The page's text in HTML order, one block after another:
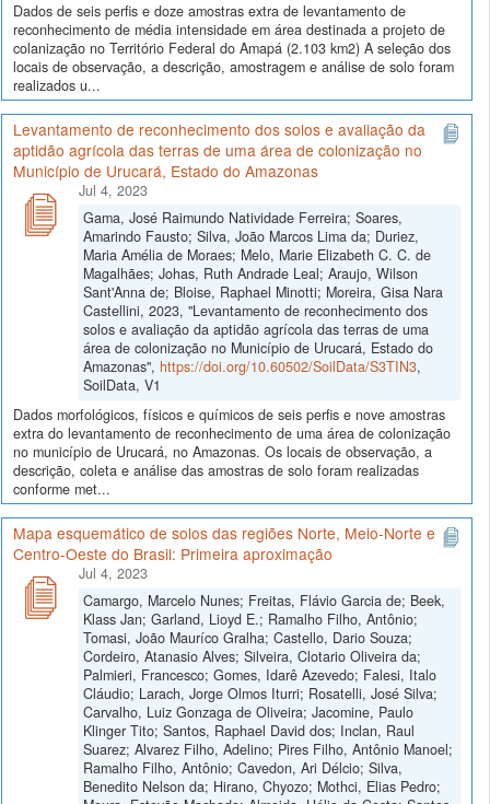
Dados de seis perfis e doze amostras extra de levantamento de
reconhecimento de média intensidade em área destinada a projeto de
colanização no Território Federal do Amapá (2.103 km2) A seleção dos
locais de observação, a descrição, amostragem e análise de solo foram
realizados u...
Levantamento de reconhecimento dos solos e avaliação da
aptidão agrícola das terras de uma área de colonização no
Município de Urucará, Estado do Amazonas
Jul 4, 2023
Gama, José Raimundo Natividade Ferreira; Soares,
Amarindo Fausto; Silva, João Marcos Lima da; Duriez,
Maria Amélia de Moraes; Melo, Marie Elizabeth C. C. de
Magalhães; Johas, Ruth Andrade Leal; Araujo, Wilson
Sant'Anna de; Bloise, Raphael Minotti; Moreira, Gisa Nara
Castellini, 2023, "Levantamento de reconhecimento dos
solos e avaliação da aptidão agrícola das terras de uma
área de colonização no Município de Urucará, Estado do
Amazonas", https://doi.org/10.60502/SoilData/S3TIN3,
SoilData, V1
Dados morfológicos, físicos e químicos de seis perfis e nove amostras
extra do levantamento de reconhecimento de uma área de colonização
no município de Urucará, no Amazonas. Os locais de observação, a
descrição, coleta e análise das amostras de solo foram realizadas
conforme met...
Mapa esquemático de solos das regiões Norte, Meio-Norte e
Centro-Oeste do Brasil: Primeira aproximação
Jul 4, 2023
Camargo, Marcelo Nunes; Freitas, Flávio Garcia de; Beek,
Klass Jan; Garland, Lioyd E.; Ramalho Filho, Antônio;
Tomasi, João Mauríco Gralha; Castello, Dario Souza;
Cordeiro, Atanasio Alves; Silveira, Clotario Oliveira da;
Palmieri, Francesco; Gomes, Idarê Azevedo; Falesi, Italo
Cláudio; Larach, Jorge Olmos Iturri; Rosatelli, José Silva;
Carvalho, Luiz Gonzaga de Oliveira; Jacomine, Paulo
Klinger Tito; Santos, Raphael David dos; Inclan, Raul
Suarez; Alvarez Filho, Adelino; Pires Filho, Antônio Manoel;
Ramalho Filho, Antônio; Cavedon, Ari Délcio; Silva,
Benedito Nelson da; Hirano, Chyozo; Mothci, Elias Pedro;